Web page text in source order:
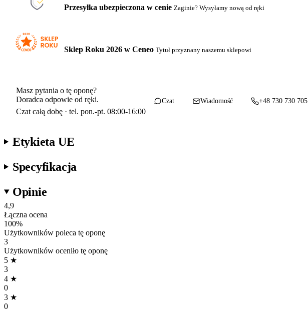
Przesyłka ubezpieczona w cenie Zaginie? Wysyłamy nową od ręki
Sklep Roku 2026 w Ceneo Tytuł przyznany naszemu sklepowi
Masz pytania o tę oponę?
Doradca odpowie od ręki.
Czat całą dobę · tel. pon.-pt. 08:00-16:00
Czat Wiadomość +48 730 730 705
Etykieta UE
Specyfikacja
Opinie
4,9
Łączna ocena
100%
Użytkowników poleca tę oponę
3
Użytkowników oceniło tę oponę
5 ★
3
4 ★
0
3 ★
0